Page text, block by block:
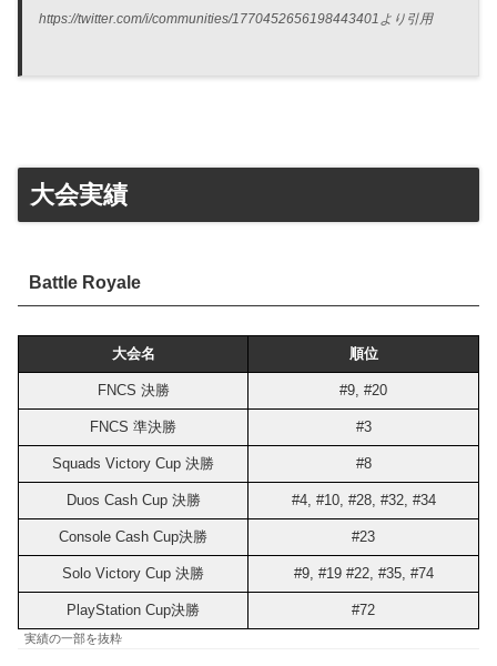
https://twitter.com/i/communities/1770452656198443401より引用
大会実績
Battle Royale
大会名 順位
FNCS 決勝 #9, #20
FNCS 準決勝 #3
Squads Victory Cup 決勝 #8
Duos Cash Cup 決勝 #4, #10, #28, #32, #34
Console Cash Cup決勝 #23
Solo Victory Cup 決勝 #9, #19 #22, #35, #74
PlayStation Cup決勝 #72
実績の一部を抜粋